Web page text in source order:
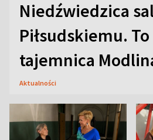
Niedźwiedzica
Piłsudskiemu.
tajemnica
Aktualności